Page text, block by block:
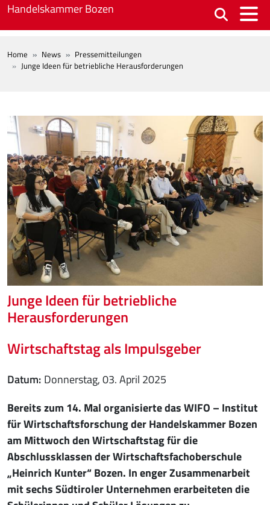
Skip to main content
Handelskammer Bozen
BREADCRUMB
Home News
Pressemitteilungen
Junge Ideen für betriebliche Herausforderungen
Junge Ideen für betriebliche
Herausforderungen
Wirtschaftstag als Impulsgeber
Datum Donnerstag, 03. April 2025
Bereits zum 14. Mal organisierte das WIFO – Institut
für Wirtschaftsforschung der Handelskammer Bozen
am Mittwoch den Wirtschaftstag für die
Abschlussklassen der Wirtschaftsfachoberschule
„Heinrich Kunter“ Bozen. In enger Zusammenarbeit
mit sechs Südtiroler Unternehmen erarbeiteten die